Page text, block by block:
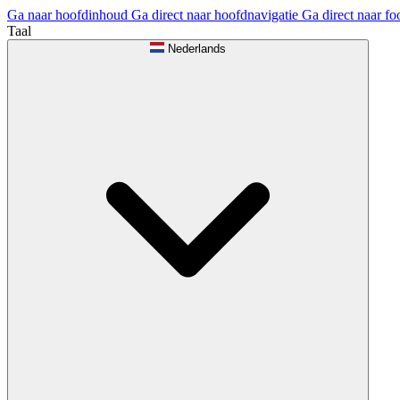
Ga naar hoofdinhoud Ga direct naar hoofdnavigatie Ga direct naar
Taal
Nederlands